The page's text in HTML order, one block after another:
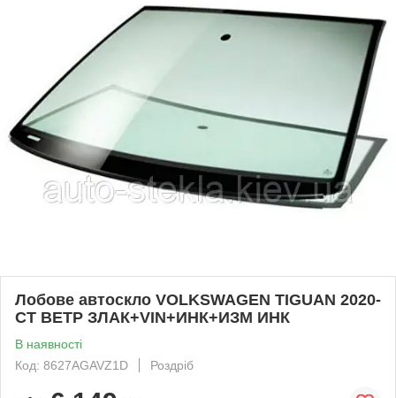
Лобове автоскло VOLKSWAGEN TIGUAN 2020-
СТ ВЕТР ЗЛАК+VIN+ИНК+ИЗМ ИНК
В наявності
Код: 8627AGAVZ1D
Роздріб